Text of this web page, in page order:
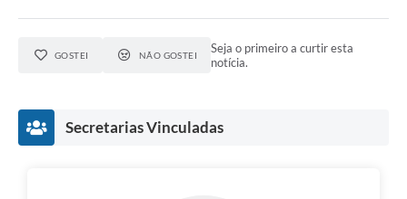
GOSTEI NÃO GOSTEI
Seja o primeiro a curtir esta
notícia.
Secretarias Vinculadas